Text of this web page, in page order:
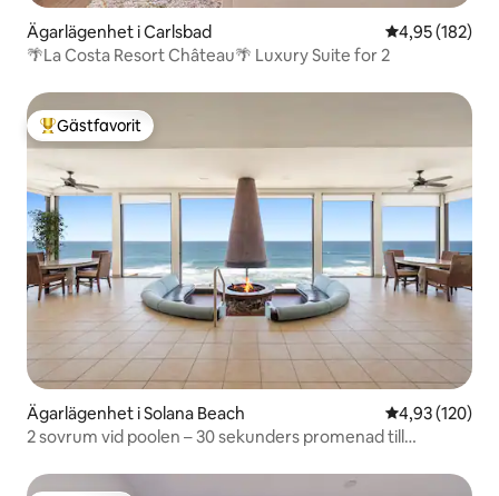
Ägarlägenhet i Carlsbad 4,95 av 5 i
4,95 (182)
🌴La Costa Resort Château🌴 Luxury Suite for 2
Populär gästfavorit
Gästfavorit
Ägarlägenhet i Solana Beach 4,93 av 5 i
4,93 (120)
2 sovrum vid poolen – 30 sekunders promenad till